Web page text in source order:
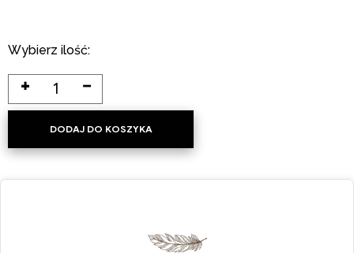
Wybierz ilość:
DODAJ DO KOSZYKA